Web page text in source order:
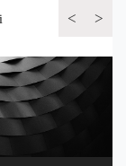
<
Bandara>